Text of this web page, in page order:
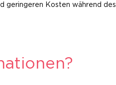
geringeren Kosten während des